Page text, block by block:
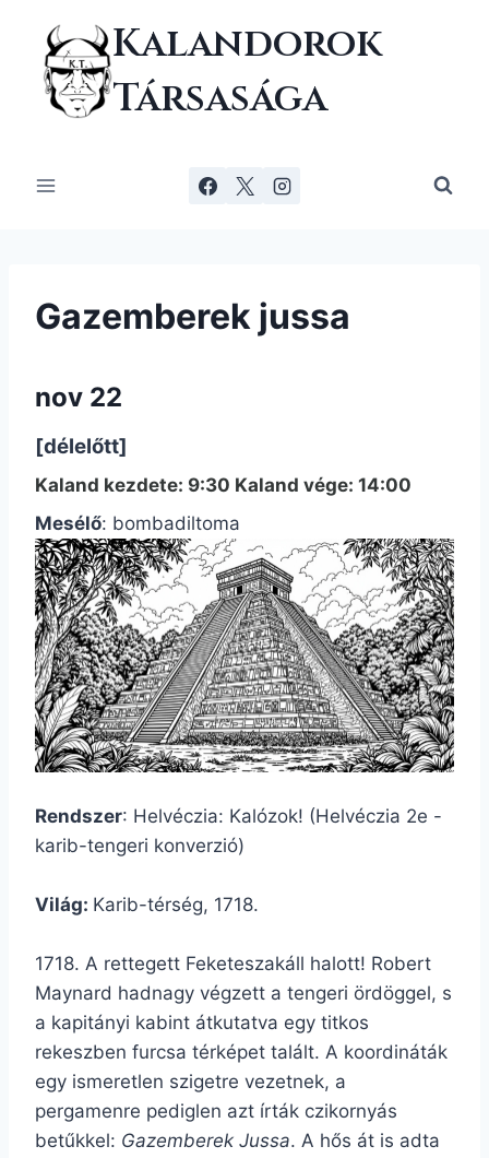
content
Kalandorok
Társasága
Gazemberek jussa
nov 22
[délelőtt]
Kaland kezdete: 9:30 Kaland vége: 14:00
Mesélő: bombadiltoma
Rendszer: Helvéczia: Kalózok! (Helvéczia 2e -
karib-tengeri konverzió)
Világ: Karib-térség, 1718.
1718. A rettegett Feketeszakáll halott! Robert
Maynard hadnagy végzett a tengeri ördöggel, s
a kapitányi kabint átkutatva egy titkos
rekeszben furcsa térképet talált. A koordináták
egy ismeretlen szigetre vezetnek, a
pergamenre pediglen azt írták czikornyás
betűkkel: Gazemberek Jussa. A hős át is adta